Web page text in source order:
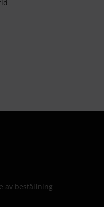
av beställning